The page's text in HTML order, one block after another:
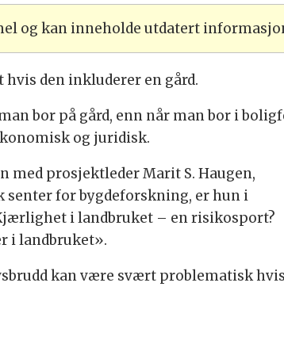
og kan inneholde utdatert
den inkluderer en gård.
bor på gård, enn når man bor i
og juridisk.
med prosjektleder Marit S. Haugen,
senter for bygdeforskning, er hun i
i landbruket – en risikosport?
i landbruket».
kan være svært problematisk hvis